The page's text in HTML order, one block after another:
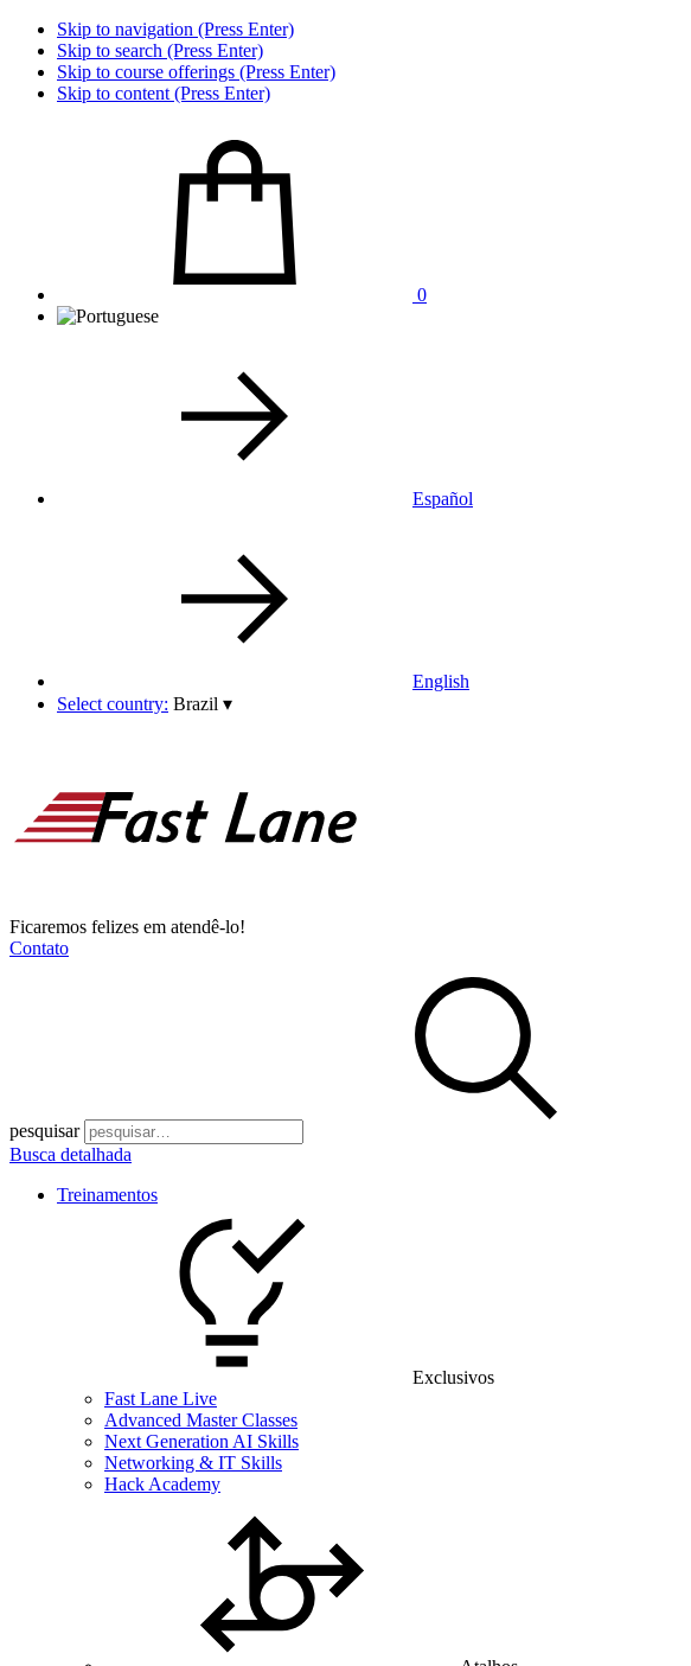
Skip to navigation (Press Enter)
Skip to search (Press Enter)
Skip to course offerings (Press Enter)
Skip to content (Press Enter)
0
Español
English
Select country: Brazil ▾
Ficaremos felizes em atendê-lo!
Contato
pesquisar
Busca detalhada
Treinamentos
Exclusivos
Fast Lane Live
Advanced Master Classes
Next Generation AI Skills
Networking & IT Skills
Hack Academy